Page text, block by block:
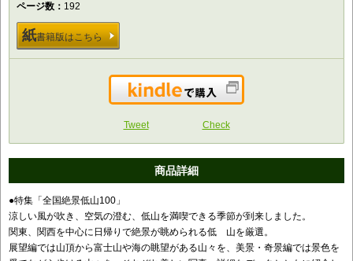
ページ数
192
紙書籍版はこちら
Kindleで購入
Tweet Check
商品詳細
●特集「全国絶景低山100」
涼しい風が吹き、空気の澄む、低山を満喫できる季節が到来しました。
関東、関西を中心に日帰りで絶景が眺められる低 山を厳選。
展望編では山頂から富士山や海の眺望がある山々を、美景・奇景編では景色を